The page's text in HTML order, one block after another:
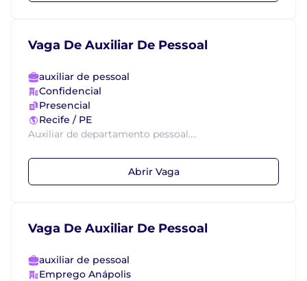
Vaga De Auxiliar De Pessoal
auxiliar de pessoal
Confidencial
Presencial
Recife / PE
Auxiliar de departamento pessoal....
Abrir Vaga
Vaga De Auxiliar De Pessoal
auxiliar de pessoal
Emprego Anápolis